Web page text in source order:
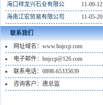
海口祥龙兴石业有限公
11-09-12
海南江宏贸易有限公司
11-05-20
联系我们
网址域名：www.hnjccp.com
电子邮件：hnjccp@126.com
联系电话：0898-65335639
咨询客户：唐总监